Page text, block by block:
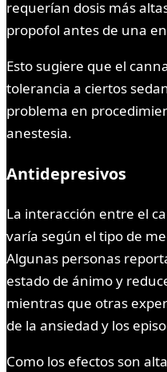
requerían dosis más
propofol antes de una
Esto sugiere que el
tolerancia a ciertos
problema en
anestesia.
Antidepresivos
La interacción entre el
varía según el tipo de
Algunas personas
estado de ánimo y
mientras que otras
de la ansiedad y los
Como los efectos son